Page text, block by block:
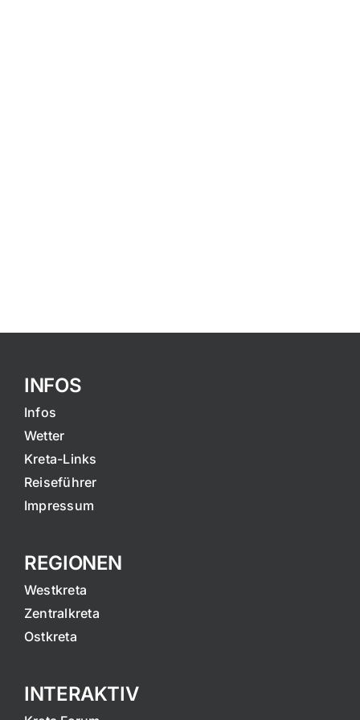
INFOS
Infos
Wetter
Kreta-Links
Reiseführer
Impressum
REGIONEN
Westkreta
Zentralkreta
Ostkreta
INTERAKTIV